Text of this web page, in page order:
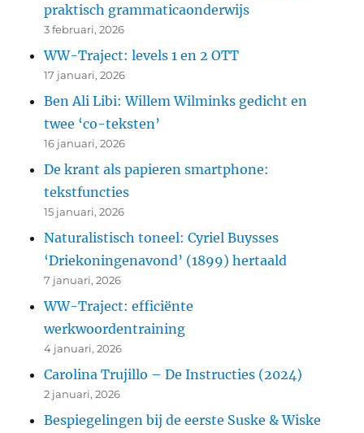
praktisch grammaticaonderwijs
3 februari, 2026
WW-Traject: levels 1 en 2 OTT
17 januari, 2026
Ben Ali Libi: Willem Wilminks gedicht en
twee ‘co-teksten’
16 januari, 2026
De krant als papieren smartphone:
tekstfuncties
15 januari, 2026
Naturalistisch toneel: Cyriel Buysses
‘Driekoningenavond’ (1899) hertaald
7 januari, 2026
WW-Traject: efficiënte
werkwoordentraining
4 januari, 2026
Carolina Trujillo – De Instructies (2024)
2 januari, 2026
Bespiegelingen bij de eerste Suske & Wiske